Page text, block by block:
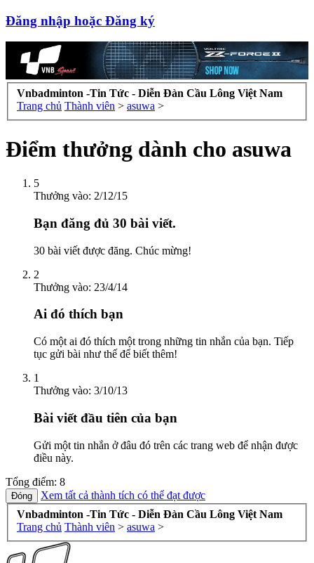
Đăng nhập hoặc Đăng ký
Vnbadminton -Tin Tức - Diễn Đàn Cầu Lông Việt Nam
Trang chủ Thành viên > asuwa >
Điểm thưởng dành cho asuwa
5
Thưởng vào: 2/12/15
Bạn đăng đủ 30 bài viết.
30 bài viết được đăng. Chúc mừng!
2
Thưởng vào: 23/4/14
Ai đó thích bạn
Có một ai đó thích một trong những tin nhắn của bạn. Tiếp
tục gửi bài như thế để biết thêm!
1
Thưởng vào: 3/10/13
Bài viết đầu tiên của bạn
Gửi một tin nhắn ở đâu đó trên các trang web để nhận được
điều này.
Tổng điểm: 8
Xem tất cả thành tích có thể đạt được
Vnbadminton -Tin Tức - Diễn Đàn Cầu Lông Việt Nam
Trang chủ Thành viên > asuwa >